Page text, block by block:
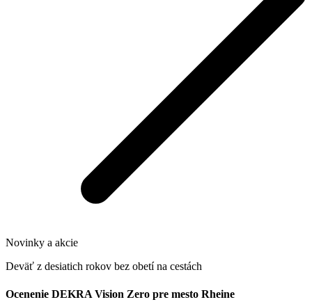
Novinky a akcie
Deväť z desiatich rokov bez obetí na cestách
Ocenenie DEKRA Vision Zero pre mesto Rheine